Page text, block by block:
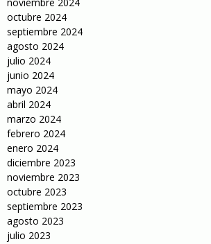
octubre 2024
septiembre 2024
agosto 2024
julio 2024
junio 2024
mayo 2024
abril 2024
marzo 2024
febrero 2024
enero 2024
diciembre 2023
noviembre 2023
octubre 2023
septiembre 2023
agosto 2023
julio 2023